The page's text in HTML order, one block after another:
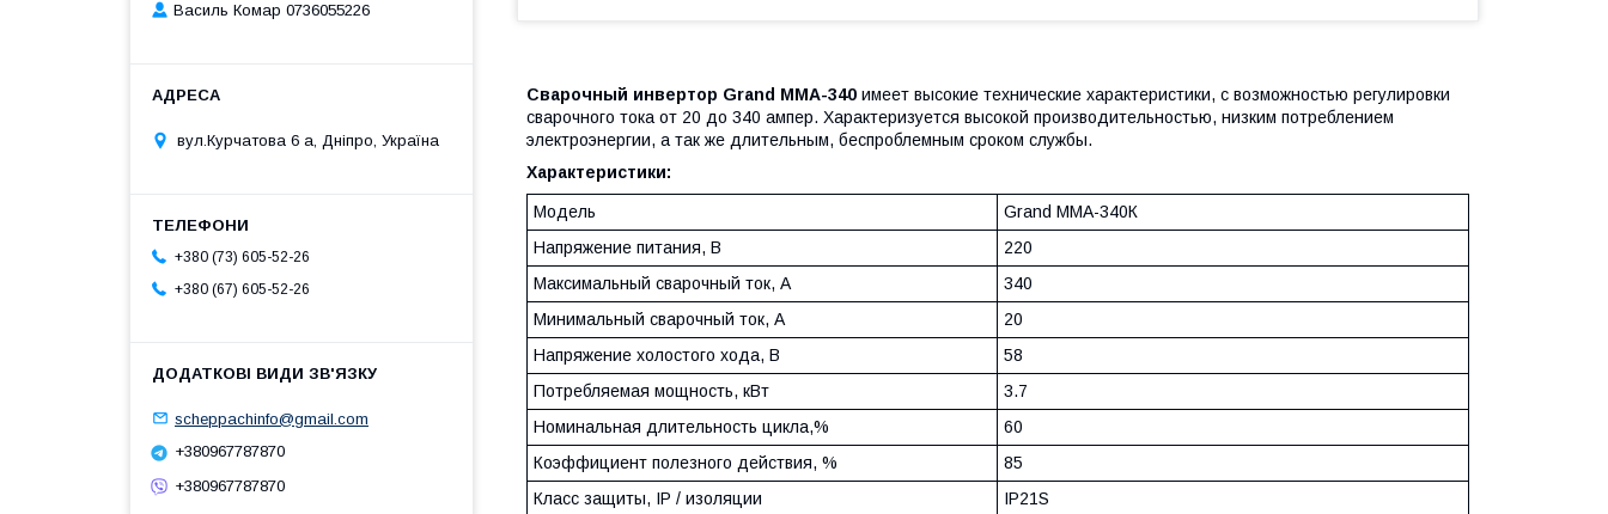
Сварочный инвертор Grand ММА-340 имеет высокие технические характеристики, с возможностью регулировки
сварочного тока от 20 до 340 ампер. Характеризуется высокой производительностью, низким потреблением
электроэнергии, а так же длительным, беспроблемным сроком службы.
Характеристики:
Модель
Grand MMA-340К
Напряжение питания, В
220
Максимальный сварочный ток, А
340
Минимальный сварочный ток, А
20
Напряжение холостого хода, В
58
Потребляемая мощность, кВт
3.7
Номинальная длительность цикла,%
60
Коэффициент полезного действия, %
85
Класс защиты, IP / изоляции
IP21S
Василь Комар 0736055226
вул.Курчатова 6 а, Дніпро, Україна
+380 (73) 605-52-26
+380 (67) 605-52-26
scheppachinfo@gmail.com
+380967787870
+380967787870